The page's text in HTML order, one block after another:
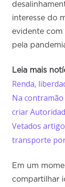
interesse do
evidente
pela
Leia mais
Renda,
Na
criar
Vetados
transporte
Em um
compartilhar